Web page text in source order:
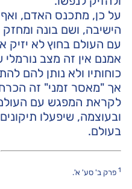
על כן, מתכנס האדם,
הישיבה, ושם בונה
עם העולם בחוץ לא יזיק
אמנם אין זה מצב
כוחותיו ולא נותן להם
אך "מאסר זמני" זה
לקראת המפגש עם
ובעוצמה, שיפעלו
בעולם.
1פרק ב' סע' א'.